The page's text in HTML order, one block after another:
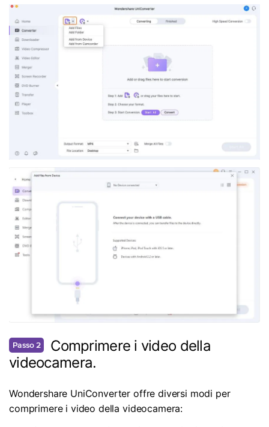
Passo 2
Comprimere i video della
videocamera.
Wondershare UniConverter offre diversi modi per
comprimere i video della videocamera: